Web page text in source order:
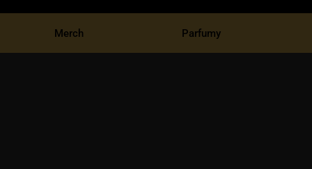
Merch Parfumy